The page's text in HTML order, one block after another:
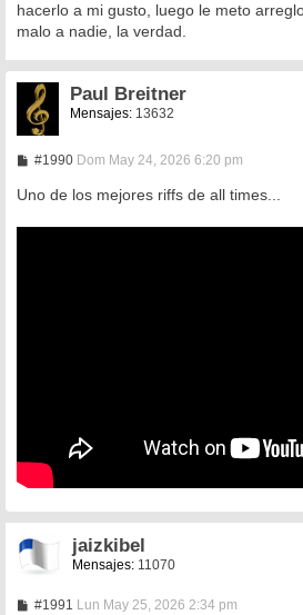
hacerlo a mi gusto, luego le meto
malo a nadie, la verdad.
Paul Breitner
Mensajes:13632
#1990M
n
Dom May 24, 2026 6:20 pm
Uno de los mejores riffs de all times...
jaizkibel
Mensajes: 11070
#1991 MLun May 25, 2026 2:34 pm